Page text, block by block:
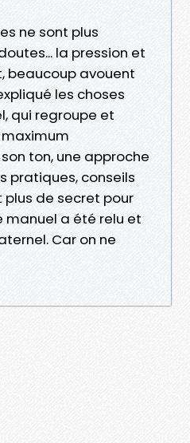
ne sont plus
la pression et
beaucoup avouent
les choses
qui regroupe et
ton, une approche
pratiques, conseils
de secret pour
manuel a été relu et
Car on ne